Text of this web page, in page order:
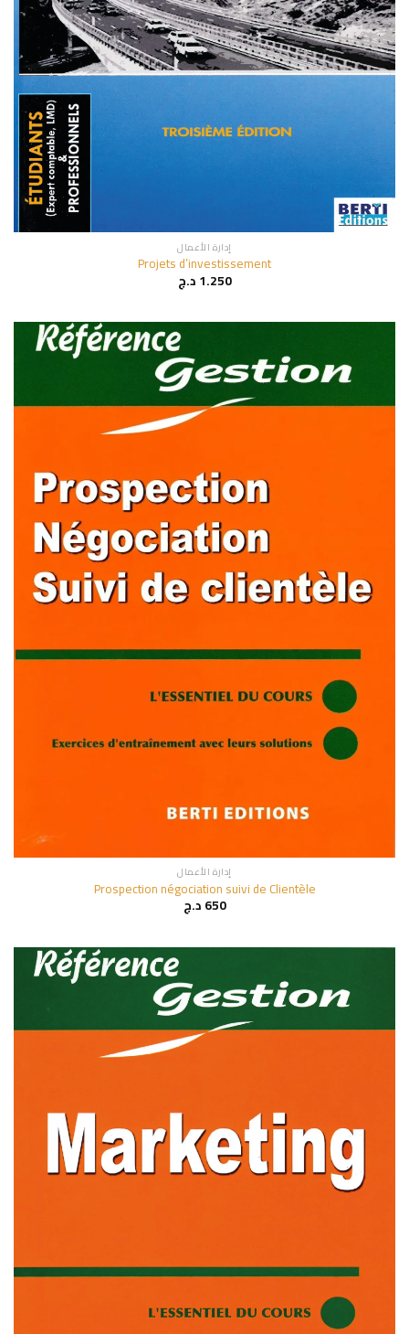
إدارة الأعمال
Projets d’investissement
1.250د.ج
إدارة الأعمال
Prospection négociation suivi de Clientèle
650د.ج